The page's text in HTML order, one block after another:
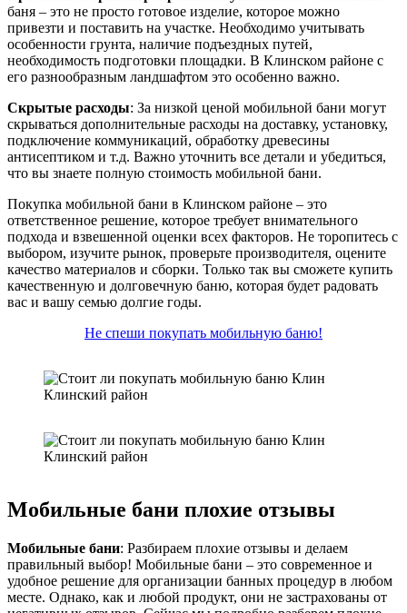
баня – это не просто готовое изделие, которое можно
привезти и поставить на участке. Необходимо учитывать
особенности грунта, наличие подъездных путей,
необходимость подготовки площадки. В Клинском районе с
его разнообразным ландшафтом это особенно важно.
Скрытые расходы: За низкой ценой мобильной бани могут
скрываться дополнительные расходы на доставку, установку,
подключение коммуникаций, обработку древесины
антисептиком и т.д. Важно уточнить все детали и убедиться,
что вы знаете полную стоимость мобильной бани.
Покупка мобильной бани в Клинском районе – это
ответственное решение, которое требует внимательного
подхода и взвешенной оценки всех факторов. Не торопитесь с
выбором, изучите рынок, проверьте производителя, оцените
качество материалов и сборки. Только так вы сможете купить
качественную и долговечную баню, которая будет радовать
вас и вашу семью долгие годы.
Не спеши покупать мобильную баню!
Мобильные бани плохие отзывы
Мобильные бани: Разбираем плохие отзывы и делаем
правильный выбор! Мобильные бани – это современное и
удобное решение для организации банных процедур в любом
месте. Однако, как и любой продукт, они не застрахованы от